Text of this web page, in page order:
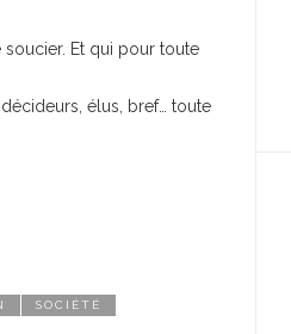
soucier. Et qui pour toute
élus, bref… toute
SOCIÉTÉ